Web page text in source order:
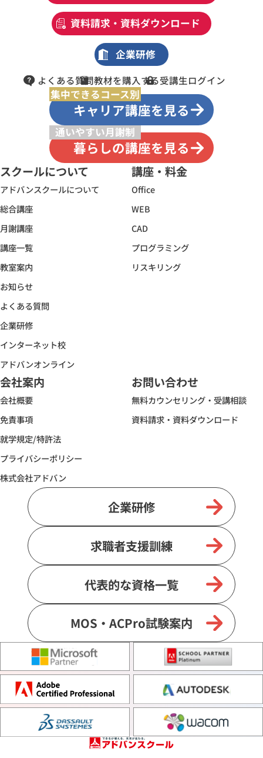
資料請求・資料ダウンロード
企業研修
よくある質問教材を購入する受講生ログイン
集中できるコース別
キャリア講座を見る
通いやすい月謝制
暮らしの講座を見る
スクールについて
アドバンスクールについて
総合講座
月謝講座
講座一覧
教室案内
お知らせ
よくある質問
企業研修
インターネット校
アドバンオンライン
講座・料金
Office
WEB
CAD
プログラミング
リスキリング
会社案内
会社概要
免責事項
就学規定/特許法
プライバシーポリシー
株式会社アドバン
お問い合わせ
無料カウンセリング・受講相談
資料請求・資料ダウンロード
企業研修
求職者支援訓練
代表的な資格一覧
MOS・ACPro試験案内